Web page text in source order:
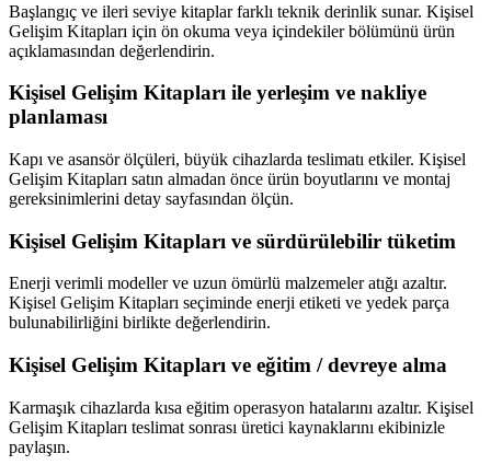
Başlangıç ve ileri seviye kitaplar farklı teknik derinlik sunar. Kişisel
Gelişim Kitapları için ön okuma veya içindekiler bölümünü ürün
açıklamasından değerlendirin.
Kişisel Gelişim Kitapları ile yerleşim ve nakliye
planlaması
Kapı ve asansör ölçüleri, büyük cihazlarda teslimatı etkiler. Kişisel
Gelişim Kitapları satın almadan önce ürün boyutlarını ve montaj
gereksinimlerini detay sayfasından ölçün.
Kişisel Gelişim Kitapları ve sürdürülebilir tüketim
Enerji verimli modeller ve uzun ömürlü malzemeler atığı azaltır.
Kişisel Gelişim Kitapları seçiminde enerji etiketi ve yedek parça
bulunabilirliğini birlikte değerlendirin.
Kişisel Gelişim Kitapları ve eğitim / devreye alma
Karmaşık cihazlarda kısa eğitim operasyon hatalarını azaltır. Kişisel
Gelişim Kitapları teslimat sonrası üretici kaynaklarını ekibinizle
paylaşın.